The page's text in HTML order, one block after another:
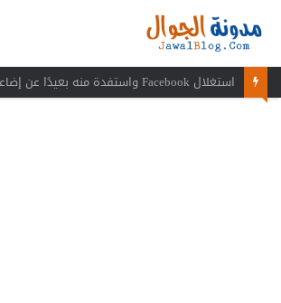
استغلال Facebook واستفدة منه بعيدًا عن إضاعة الوقت